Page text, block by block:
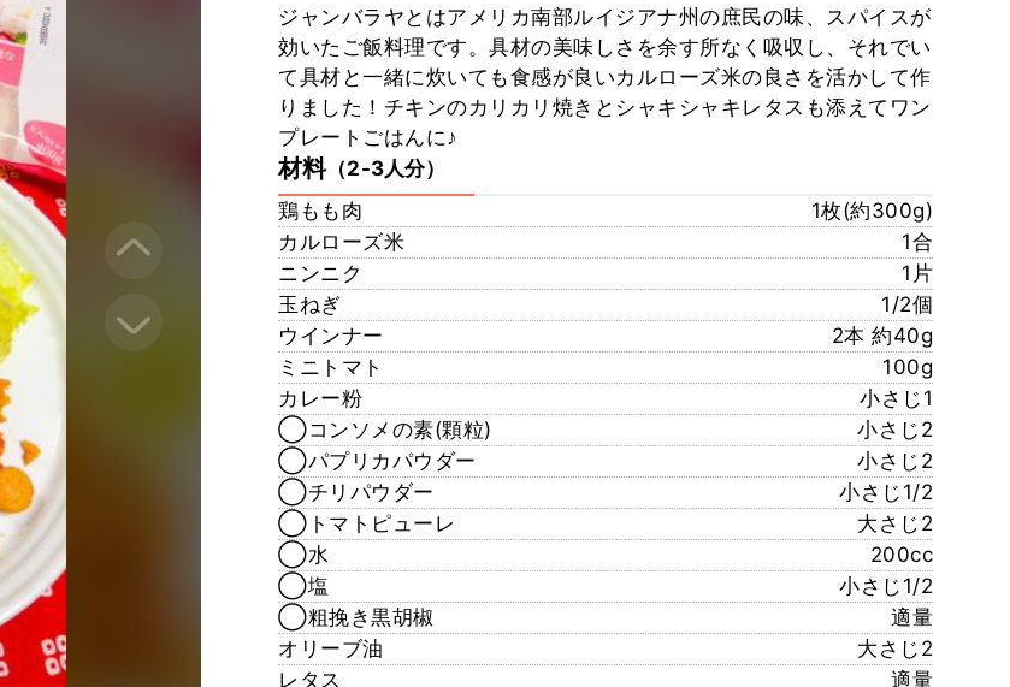
ジャンバラヤとはアメリカ南部ルイジアナ州の庶民の味、スパイスが
効いたご飯料理です。具材の美味しさを余す所なく吸収し、それでい
て具材と一緒に炊いても食感が良いカルローズ米の良さを活かして作
りました！チキンのカリカリ焼きとシャキシャキレタスも添えてワン
プレートごはんに♪
材料（2-3人分）
鶏もも肉
1枚(約300g)
カルローズ米
1合
ニンニク
1片
玉ねぎ
1/2個
ウインナー
2本 約40g
ミニトマト
100g
カレー粉
小さじ1
◯コンソメの素(顆粒)
小さじ2
◯パプリカパウダー
小さじ2
◯チリパウダー
小さじ1/2
◯トマトピューレ
大さじ2
◯水
200cc
◯塩
小さじ1/2
◯粗挽き黒胡椒
適量
オリーブ油
大さじ2
レタス
適量